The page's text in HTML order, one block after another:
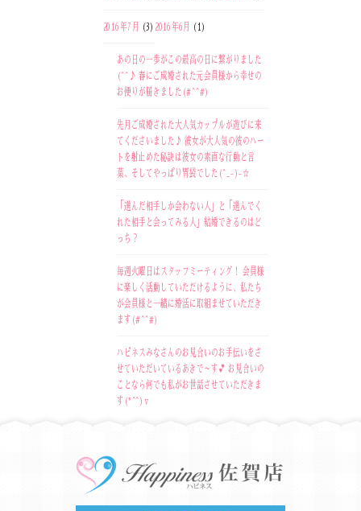
2016年7月 (3) 2016年6月 (1)
あの日の一歩がこの最高の日に繋がりました
(^^♪ 春にご成婚された元会員様から幸せの
お便りが届きました(#^^#)
先月ご成婚された大人気カップルが遊びに来
てくださいました♪ 彼女が大人気の彼のハー
トを射止めた秘訣は彼女の素直な行動と言
葉、そしてやっぱり胃袋でした(^_-)-☆
「選んだ相手しか会わない人」と「選んでく
れた相手と会ってみる人」結婚できるのはど
っち？
毎週火曜日はスタッフミーティング！ 会員様
に楽しく活動していただけるように、私たち
が会員様と一緒に婚活に取組ませていただき
ます(#^^#)
ハピネスみなさんのお見合いのお手伝いをさ
せていただいているあきで～す💕 お見合いの
ことなら何でも私がお世話させていただきま
す(*^^)v